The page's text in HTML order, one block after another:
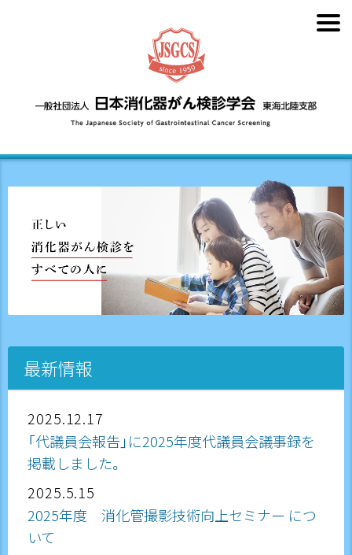
最新情報
2025.12.17
「代議員会報告」に2025年度代議員会議事録を
掲載しました。
2025.5.15
2025年度 消化管撮影技術向上セミナー につ
いて